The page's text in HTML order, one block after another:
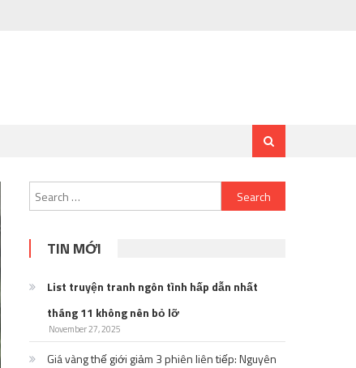
Search
for:
TIN MỚI
List truyện tranh ngôn tình hấp dẫn nhất
tháng 11 không nên bỏ lỡ
November 27, 2025
Giá vàng thế giới giảm 3 phiên liên tiếp: Nguyên